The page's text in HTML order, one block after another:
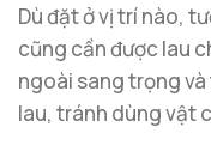
Dù đặt ở vị trí nào,
cũng cần được lau
ngoài sang trọng
lau, tránh dùng vật